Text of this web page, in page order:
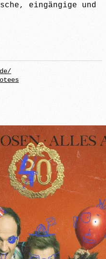
eingängige und